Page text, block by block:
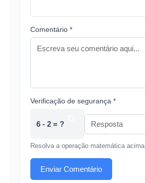
Comentário *
Verificação de segurança *
6 - 2 = ?
Resolva a operação matemática acima
Enviar Comentário